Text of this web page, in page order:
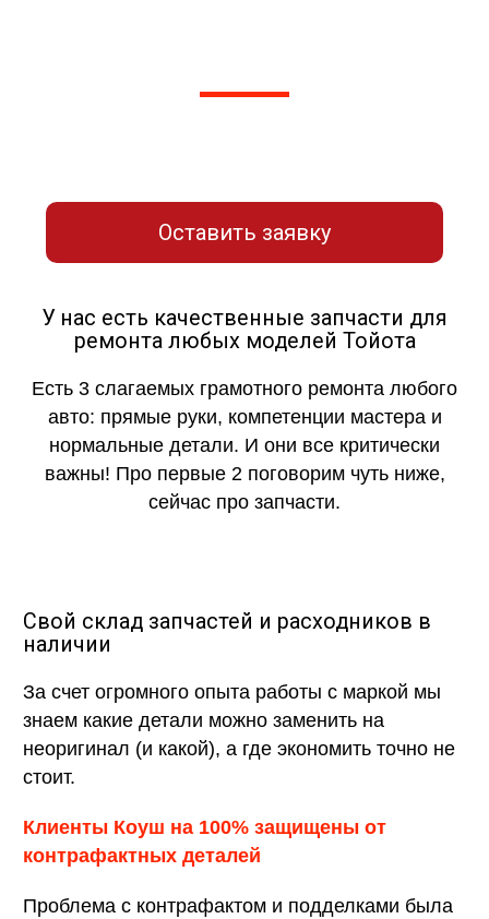
Оставить заявку
У нас есть качественные запчасти для
ремонта любых моделей Тойота
Есть 3 слагаемых грамотного ремонта любого
авто: прямые руки, компетенции мастера и
нормальные детали. И они все критически
важны! Про первые 2 поговорим чуть ниже,
сейчас про запчасти.
Свой склад запчастей и расходников в
наличии
За счет огромного опыта работы с маркой мы
знаем какие детали можно заменить на
неоригинал (и какой), а где экономить точно не
стоит.
Клиенты Коуш на 100% защищены от
контрафактных деталей
Проблема с контрафактом и подделками была